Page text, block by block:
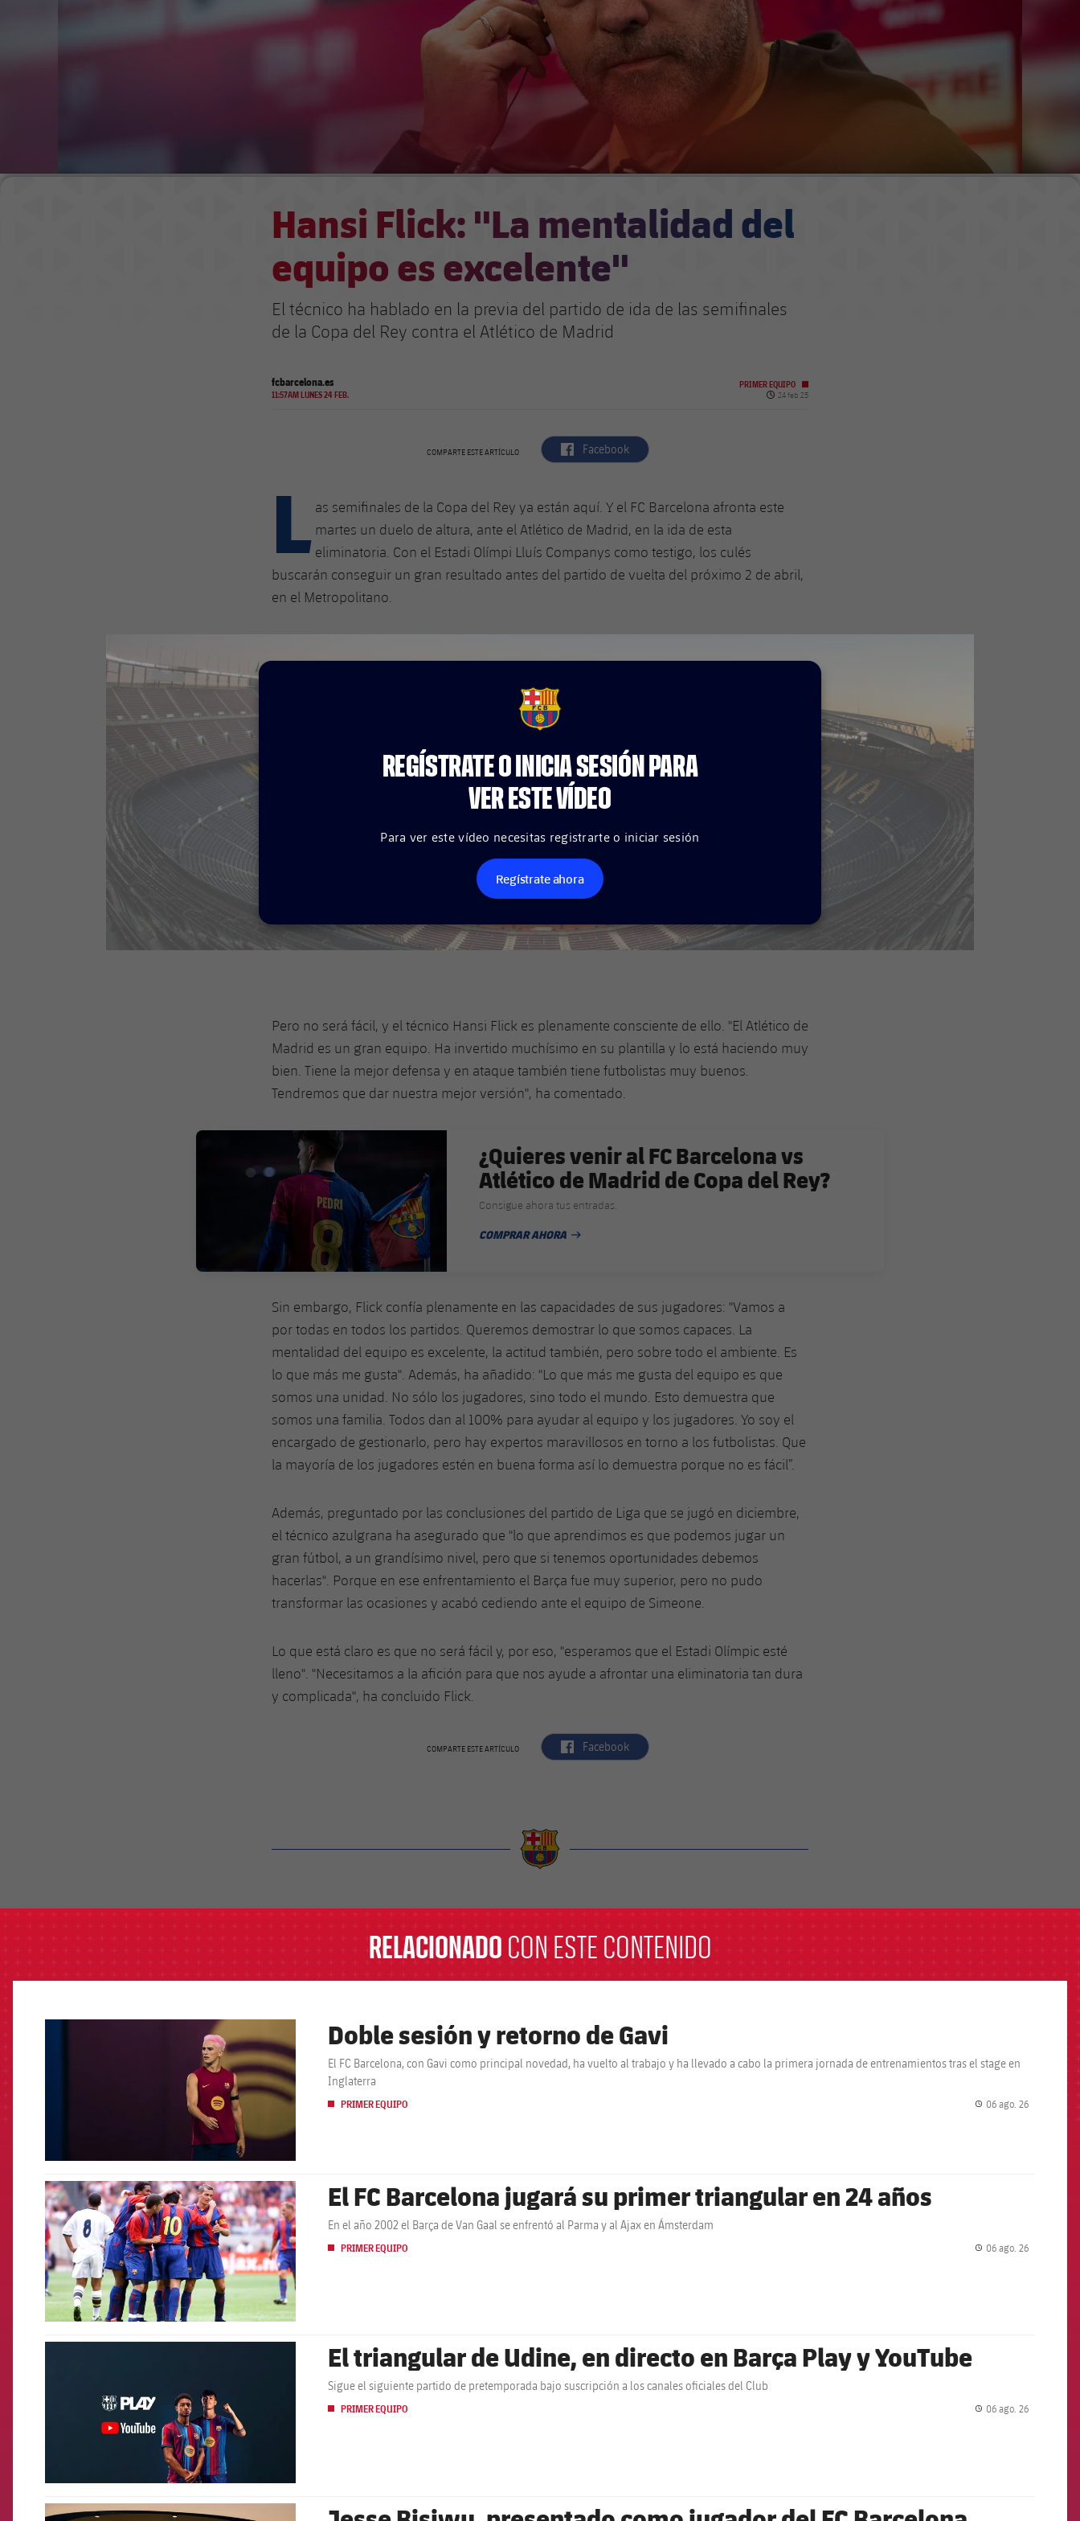
Hansi Flick: "La mentalidad del
equipo es excelente"
El técnico ha hablado en la previa del partido de ida de las semifinales
de la Copa del Rey contra el Atlético de Madrid
fcbarcelona.es
11:57AM LUNES 24 FEB.
PRIMER EQUIPO
Fecha de publicación
24 feb 25
COMPARTE ESTE ARTÍCULO label.aria.facebook
Facebook
L as semifinales de la Copa del Rey ya están aquí. Y el FC Barcelona afronta este
martes un duelo de altura, ante el Atlético de Madrid, en la ida de esta
eliminatoria. Con el Estadi Olímpi Lluís Companys como testigo, los culés
buscarán conseguir un gran resultado antes del partido de vuelta del próximo 2 de abril,
en el Metropolitano.
FCB Barcelona badge
REGÍSTRATE O INICIA SESIÓN PARA
VER ESTE VÍDEO
Para ver este vídeo necesitas registrarte o iniciar sesión
Regístrate ahora
Pero no será fácil, y el técnico Hansi Flick es plenamente consciente de ello. "El Atlético de
Madrid es un gran equipo. Ha invertido muchísimo en su plantilla y lo está haciendo muy
bien. Tiene la mejor defensa y en ataque también tiene futbolistas muy buenos.
Tendremos que dar nuestra mejor versión", ha comentado.
FC Barcelona club badge
¿Quieres venir al FC Barcelona vs
Atlético de Madrid de Copa del Rey?
Consigue ahora tus entradas.
COMPRAR AHORA
FECHA DE PUBLICACIÓN
Sin embargo, Flick confía plenamente en las capacidades de sus jugadores: "Vamos a
por todas en todos los partidos. Queremos demostrar lo que somos capaces. La
mentalidad del equipo es excelente, la actitud también, pero sobre todo el ambiente. Es
lo que más me gusta". Además, ha añadido: "Lo que más me gusta del equipo es que
somos una unidad. No sólo los jugadores, sino todo el mundo. Esto demuestra que
somos una familia. Todos dan al 100% para ayudar al equipo y los jugadores. Yo soy el
encargado de gestionarlo, pero hay expertos maravillosos en torno a los futbolistas. Que
la mayoría de los jugadores estén en buena forma así lo demuestra porque no es fácil”.
Además, preguntado por las conclusiones del partido de Liga que se jugó en diciembre,
el técnico azulgrana ha asegurado que "lo que aprendimos es que podemos jugar un
gran fútbol, ​​a un grandísimo nivel, pero que si tenemos oportunidades debemos
hacerlas". Porque en ese enfrentamiento el Barça fue muy superior, pero no pudo
transformar las ocasiones y acabó cediendo ante el equipo de Simeone.
Lo que está claro es que no será fácil y, por eso, "esperamos que el Estadi Olímpic esté
lleno". "Necesitamos a la afición para que nos ayude a afrontar una eliminatoria tan dura
y complicada", ha concluido Flick.
COMPARTE ESTE ARTÍCULO label.aria.facebook
Facebook
RELACIONADO CON ESTE CONTENIDO
Doble sesión y retorno de Gavi
El FC Barcelona, con Gavi como principal novedad, ha vuelto al trabajo y ha llevado a cabo la primera jornada de entrenamientos tras el stage en
Inglaterra
PRIMER EQUIPO 06 ago. 26
FCB Barcelona badge El FC Barcelona jugará su primer triangular en 24 años
En el año 2002 el Barça de Van Gaal se enfrentó al Parma y al Ajax en Ámsterdam
PRIMER EQUIPO 06 ago. 26
El triangular de Udine, en directo en Barça Play y YouTube
Sigue el siguiente partido de pretemporada bajo suscripción a los canales oficiales del Club
PRIMER EQUIPO 06 ago. 26
FCB Barcelona badge